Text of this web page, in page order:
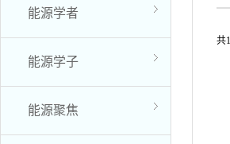
能源学者
能源学子
能源聚焦
共